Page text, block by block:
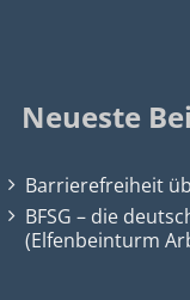
Neueste
Barrierefreiheit
BFSG – die
(Elfenbeinturm